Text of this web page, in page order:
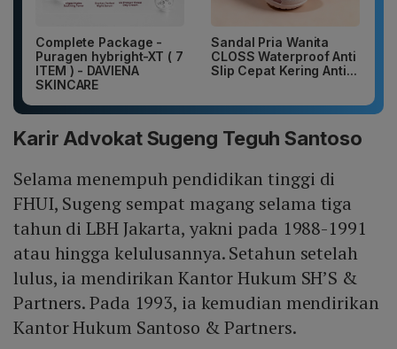
Complete Package -
Puragen hybright-XT ( 7
ITEM ) - DAVIENA
SKINCARE
Sandal Pria Wanita
CLOSS Waterproof Anti
Slip Cepat Kering Anti...
Karir Advokat Sugeng Teguh Santoso
Selama menempuh pendidikan tinggi di
FHUI, Sugeng sempat magang selama tiga
tahun di LBH Jakarta, yakni pada 1988-1991
atau hingga kelulusannya. Setahun setelah
lulus, ia mendirikan Kantor Hukum SH’S &
Partners. Pada 1993, ia kemudian mendirikan
Kantor Hukum Santoso & Partners.